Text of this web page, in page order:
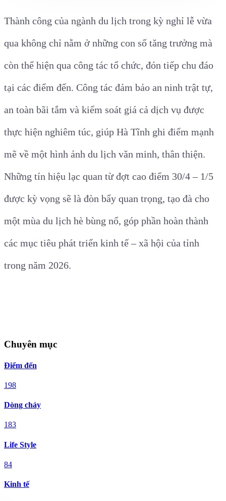
Thành công của ngành du lịch trong kỳ nghỉ lễ vừa
qua không chỉ nằm ở những con số tăng trưởng mà
còn thể hiện qua công tác tổ chức, đón tiếp chu đáo
tại các điểm đến. Công tác đảm bảo an ninh trật tự,
an toàn bãi tắm và kiểm soát giá cả dịch vụ được
thực hiện nghiêm túc, giúp Hà Tĩnh ghi điểm mạnh
mẽ về một hình ảnh du lịch văn minh, thân thiện.
Những tín hiệu lạc quan từ đợt cao điểm 30/4 – 1/5
được kỳ vọng sẽ là đòn bẩy quan trọng, tạo đà cho
một mùa du lịch hè bùng nổ, góp phần hoàn thành
các mục tiêu phát triển kinh tế – xã hội của tỉnh
trong năm 2026.
Chuyên mục
Điểm đến
198
Dòng chảy
183
Life Style
84
Kinh tế